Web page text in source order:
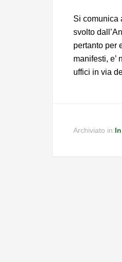
Si comunica
svolto
pertanto per
manifesti, e’
uffici in via
Archiviato in: